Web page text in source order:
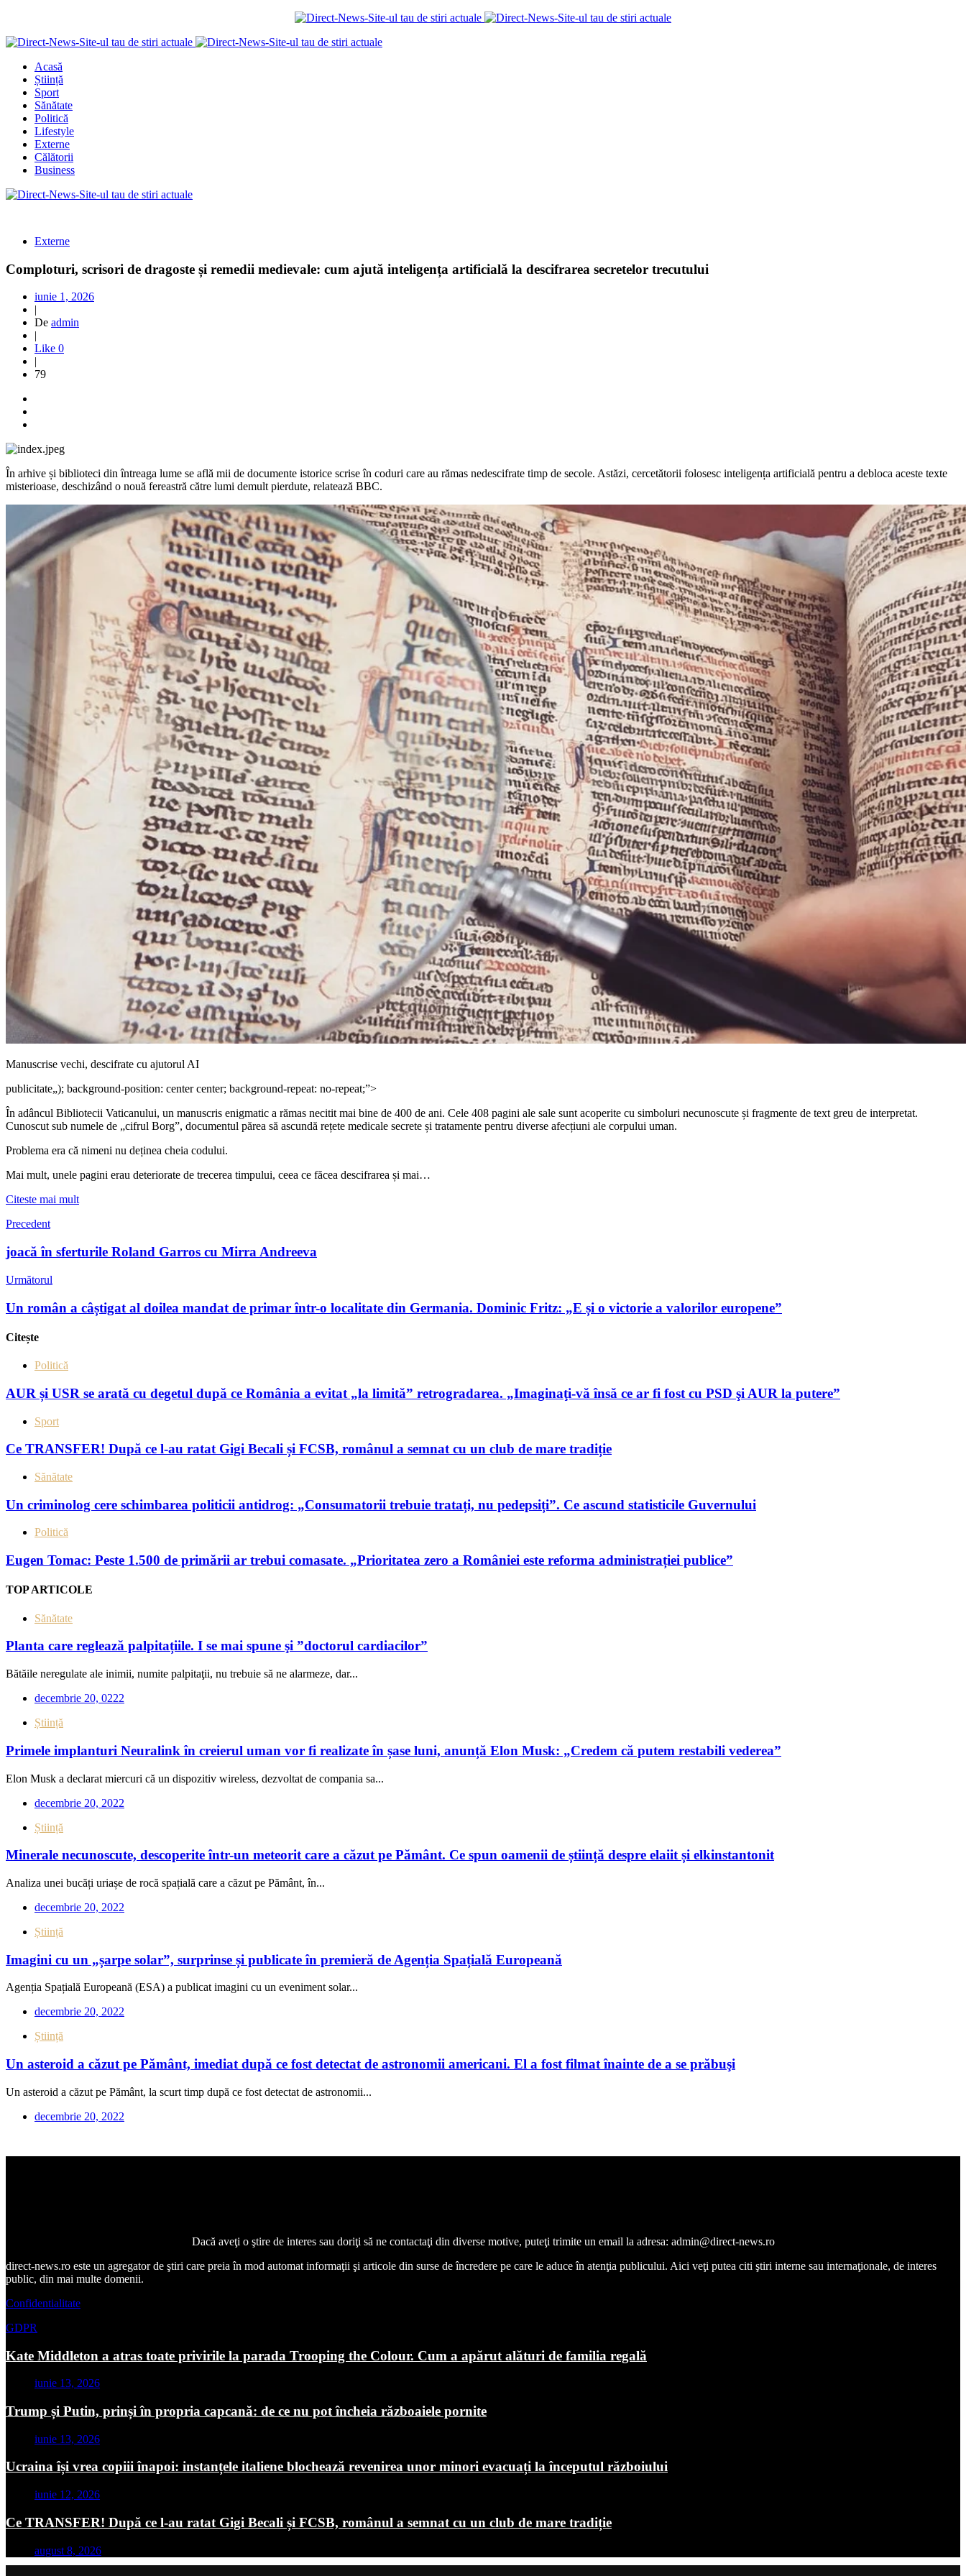
Acasă
Știință
Sport
Sănătate
Politică
Lifestyle
Externe
Călătorii
Business
Externe
Comploturi, scrisori de dragoste și remedii medievale: cum ajută inteligența artificială la descifrarea secretelor trecutului
iunie 1, 2026
|
De admin
|
Like 0
|
79
În arhive și biblioteci din întreaga lume se află mii de documente istorice scrise în coduri care au rămas nedescifrate timp de secole. Astăzi, cercetătorii folosesc inteligența artificială pentru a debloca aceste texte
misterioase, deschizând o nouă fereastră către lumi demult pierdute, relatează BBC.
Manuscrise vechi, descifrate cu ajutorul AI
publicitate„); background-position: center center; background-repeat: no-repeat;”>
În adâncul Bibliotecii Vaticanului, un manuscris enigmatic a rămas necitit mai bine de 400 de ani. Cele 408 pagini ale sale sunt acoperite cu simboluri necunoscute și fragmente de text greu de interpretat.
Cunoscut sub numele de „cifrul Borg”, documentul părea să ascundă rețete medicale secrete și tratamente pentru diverse afecțiuni ale corpului uman.
Problema era că nimeni nu deținea cheia codului.
Mai mult, unele pagini erau deteriorate de trecerea timpului, ceea ce făcea descifrarea și mai…
Citeste mai mult
Precedent
joacă în sferturile Roland Garros cu Mirra Andreeva
Următorul
Un român a câștigat al doilea mandat de primar într-o localitate din Germania. Dominic Fritz: „E și o victorie a valorilor europene”
Citește
Politică
AUR și USR se arată cu degetul după ce România a evitat „la limită” retrogradarea. „Imaginaţi-vă însă ce ar fi fost cu PSD şi AUR la putere”
Sport
Ce TRANSFER! După ce l-au ratat Gigi Becali și FCSB, românul a semnat cu un club de mare tradiție
Sănătate
Un criminolog cere schimbarea politicii antidrog: „Consumatorii trebuie tratați, nu pedepsiți”. Ce ascund statisticile Guvernului
Politică
Eugen Tomac: Peste 1.500 de primării ar trebui comasate. „Prioritatea zero a României este reforma administrației publice”
TOP ARTICOLE
Sănătate
Planta care reglează palpitațiile. I se mai spune şi ”doctorul cardiacilor”
Bătăile neregulate ale inimii, numite palpitaţii, nu trebuie să ne alarmeze, dar...
decembrie 20, 0222
Știință
Primele implanturi Neuralink în creierul uman vor fi realizate în șase luni, anunță Elon Musk: „Credem că putem restabili vederea”
Elon Musk a declarat miercuri că un dispozitiv wireless, dezvoltat de compania sa...
decembrie 20, 2022
Știință
Minerale necunoscute, descoperite într-un meteorit care a căzut pe Pământ. Ce spun oamenii de știință despre elaiit și elkinstantonit
Analiza unei bucăți uriașe de rocă spațială care a căzut pe Pământ, în...
decembrie 20, 2022
Știință
Imagini cu un „șarpe solar”, surprinse și publicate în premieră de Agenția Spațială Europeană
Agenția Spațială Europeană (ESA) a publicat imagini cu un eveniment solar...
decembrie 20, 2022
Știință
Un asteroid a căzut pe Pământ, imediat după ce fost detectat de astronomii americani. El a fost filmat înainte de a se prăbuşi
Un asteroid a căzut pe Pământ, la scurt timp după ce fost detectat de astronomii...
decembrie 20, 2022
Dacă aveţi o ştire de interes sau doriţi să ne contactaţi din diverse motive, puteţi trimite un email la adresa: admin@direct-news.ro
direct-news.ro este un agregator de ştiri care preia în mod automat informaţii şi articole din surse de încredere pe care le aduce în atenţia publicului. Aici veţi putea citi ştiri interne sau internaţionale, de interes
public, din mai multe domenii.
Confidentialitate
GDPR
Kate Middleton a atras toate privirile la parada Trooping the Colour. Cum a apărut alături de familia regală
iunie 13, 2026
Trump și Putin, prinși în propria capcană: de ce nu pot încheia războaiele pornite
iunie 13, 2026
Ucraina își vrea copiii înapoi: instanțele italiene blochează revenirea unor minori evacuați la începutul războiului
iunie 12, 2026
Ce TRANSFER! După ce l-au ratat Gigi Becali și FCSB, românul a semnat cu un club de mare tradiție
august 8, 2026